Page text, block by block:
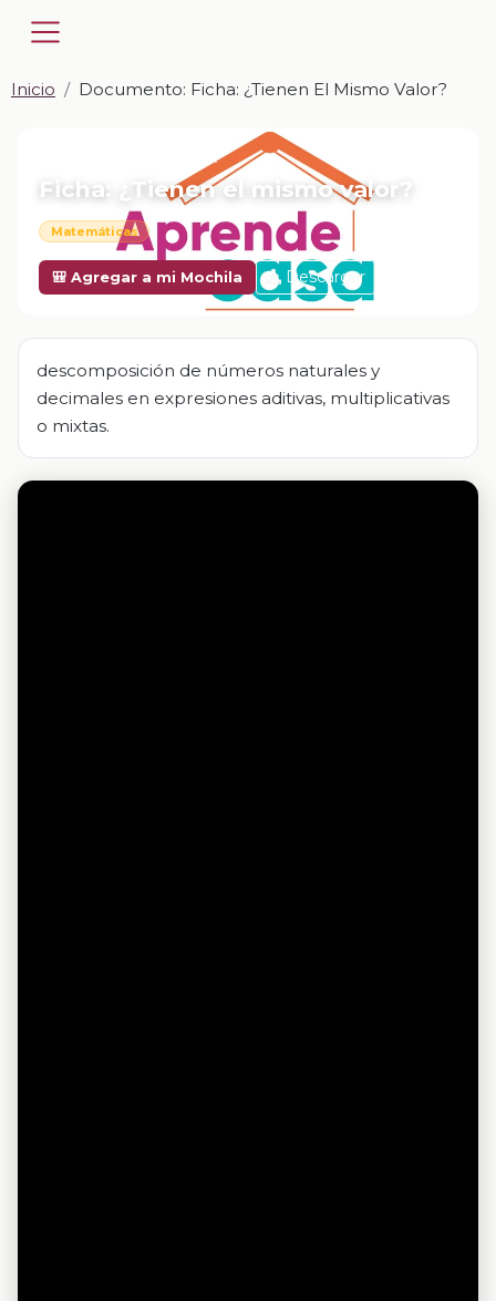
Inicio Documento: Ficha: ¿Tienen El Mismo Valor?
📎 DOCUMENTO · DOCX
Ficha: ¿Tienen el mismo valor?
Matemáticas
🎒 Agregar a mi Mochila Descargar
descomposición de números naturales y
decimales en expresiones aditivas, multiplicativas
o mixtas.